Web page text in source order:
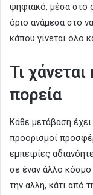
ψηφιακό, μέσα στο
όριο ανάμεσα στο
κάπου γίνεται όλο
Τι χάνεται
πορεία
Κάθε μετάβαση
προορισμοί
εμπειρίες
σε έναν άλλο
την άλλη, κάτι από